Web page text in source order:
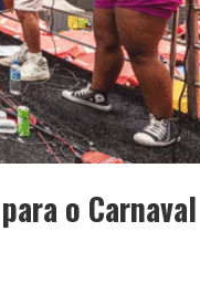
o Carnaval